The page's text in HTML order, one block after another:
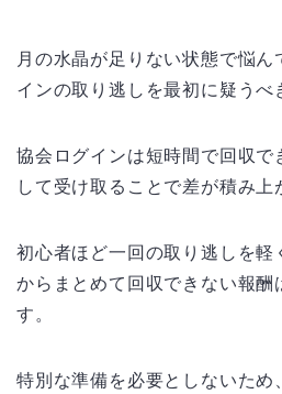
月の水晶が足りない状態で悩
インの取り逃しを最初に疑うべ
協会ログインは短時間で回収で
して受け取ることで差が積み上
初心者ほど一回の取り逃しを軽
からまとめて回収できない報酬
す。
特別な準備を必要としないため